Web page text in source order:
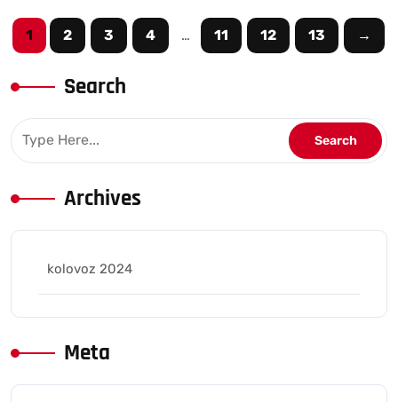
1 2 3 4 … 11 12 13 →
Search
Archives
kolovoz 2024
Meta